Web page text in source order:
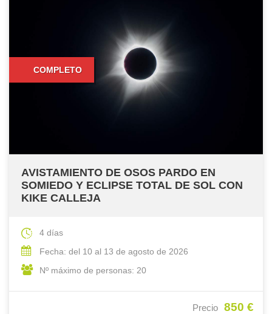
COMPLETO
AVISTAMIENTO DE OSOS PARDO EN
SOMIEDO Y ECLIPSE TOTAL DE SOL CON
KIKE CALLEJA
Precio 850 €
4 días
Fecha: del 10 al 13 de agosto de 2026
Nº máximo de personas: 20